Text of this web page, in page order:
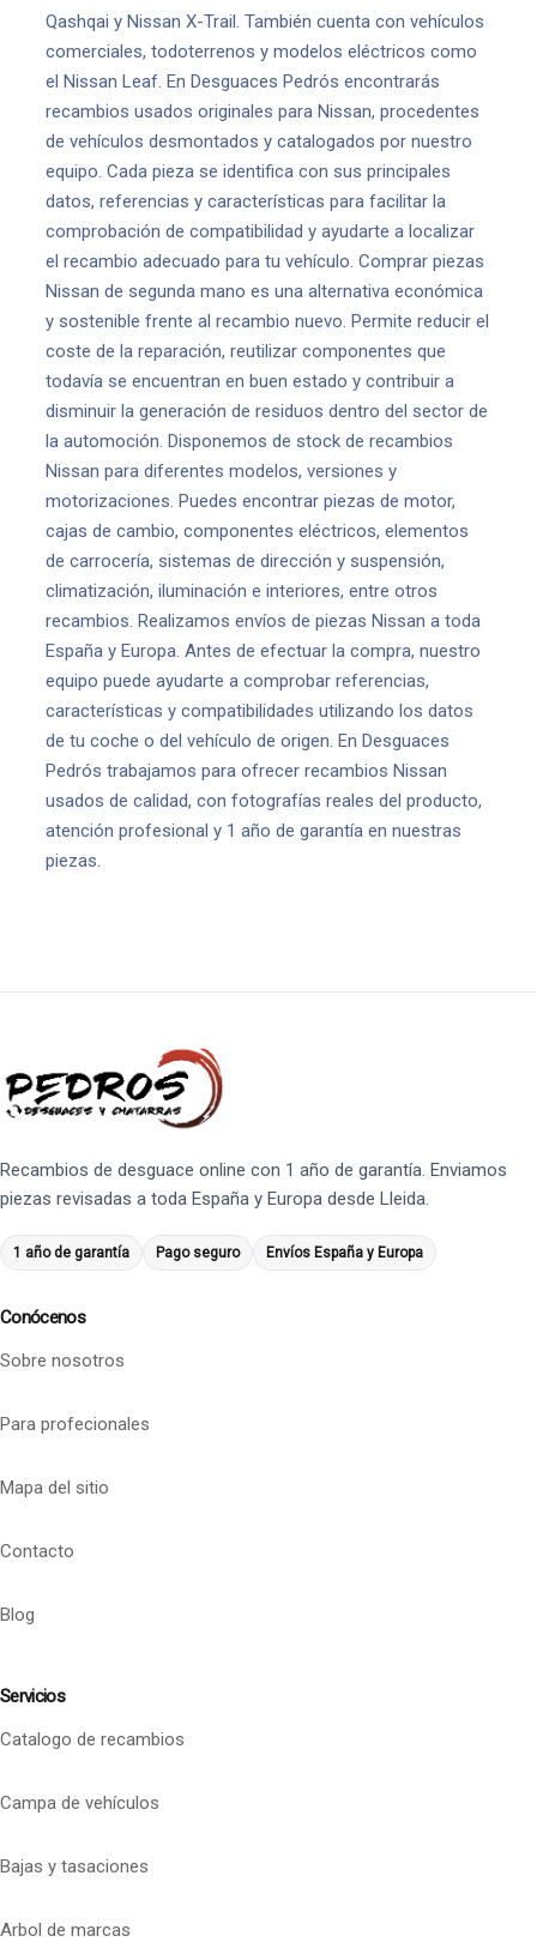
Qashqai y Nissan X-Trail. También cuenta con vehículos
comerciales, todoterrenos y modelos eléctricos como
el Nissan Leaf. En Desguaces Pedrós encontrarás
recambios usados originales para Nissan, procedentes
de vehículos desmontados y catalogados por nuestro
equipo. Cada pieza se identifica con sus principales
datos, referencias y características para facilitar la
comprobación de compatibilidad y ayudarte a localizar
el recambio adecuado para tu vehículo. Comprar piezas
Nissan de segunda mano es una alternativa económica
y sostenible frente al recambio nuevo. Permite reducir el
coste de la reparación, reutilizar componentes que
todavía se encuentran en buen estado y contribuir a
disminuir la generación de residuos dentro del sector de
la automoción. Disponemos de stock de recambios
Nissan para diferentes modelos, versiones y
motorizaciones. Puedes encontrar piezas de motor,
cajas de cambio, componentes eléctricos, elementos
de carrocería, sistemas de dirección y suspensión,
climatización, iluminación e interiores, entre otros
recambios. Realizamos envíos de piezas Nissan a toda
España y Europa. Antes de efectuar la compra, nuestro
equipo puede ayudarte a comprobar referencias,
características y compatibilidades utilizando los datos
de tu coche o del vehículo de origen. En Desguaces
Pedrós trabajamos para ofrecer recambios Nissan
usados de calidad, con fotografías reales del producto,
atención profesional y 1 año de garantía en nuestras
piezas.
Recambios de desguace online con 1 año de garantía. Enviamos
piezas revisadas a toda España y Europa desde Lleida.
1 año de garantía Pago seguro Envíos España y Europa
Conócenos
Sobre nosotros
Para profecionales
Mapa del sitio
Contacto
Blog
Servicios
Catalogo de recambios
Campa de vehículos
Bajas y tasaciones
Arbol de marcas